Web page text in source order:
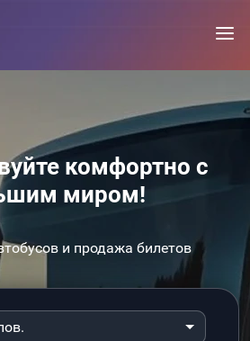
комфортно с
миром!
и продажа билетов